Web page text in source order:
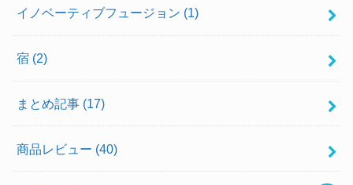
イノベーティブフュージョン (1)
宿 (2)
まとめ記事 (17)
商品レビュー (40)